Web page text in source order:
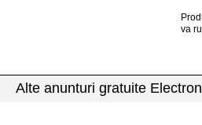
va
Alte anunturi gratuite